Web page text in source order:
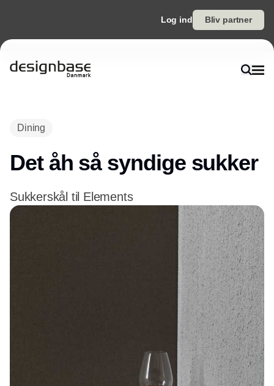
Log ind Bliv partner
Dining
Det åh så syndige sukker
Sukkerskål til Elements